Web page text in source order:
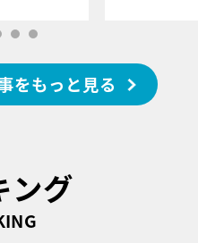
をもっと見る
ング